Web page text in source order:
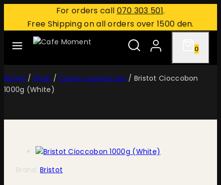
For orders call 070 303 501.
Free Shipping on all orders over 1500 den.
0
Home / Shop / Слатки задоволства / Bristot Cioccobon
1000g (White)
Brand:Bristot